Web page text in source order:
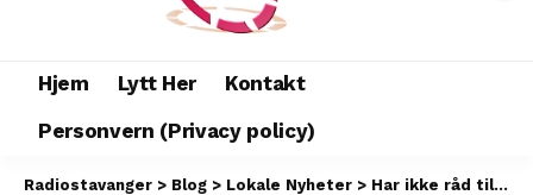
Hjem Lytt Her
Kontakt
Personvern (Privacy policy)
Radiostavanger > Blog > Lokale Nyheter > Har ikke råd til skittentøykurver – NRK Rogaland – Lokale nyheter, TV og radio